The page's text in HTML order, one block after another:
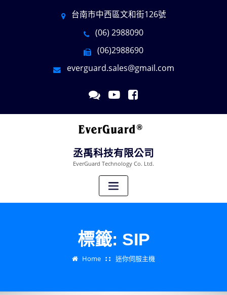
台南市中西區文和街126號
(06) 2988090
(06)2988690
everguard.sales@gmail.com
丞禹科技有限公司
EverGuard Technology Co. Ltd.
標籤: SIP
Home 迷你伺服主機